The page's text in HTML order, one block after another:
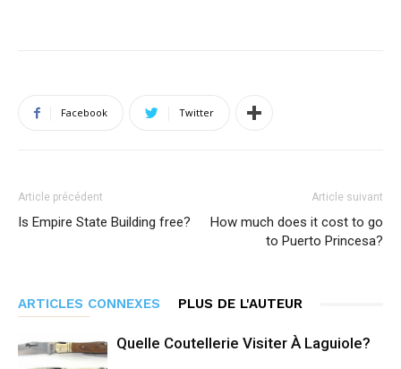
Facebook Twitter
Article précédent
Is Empire State Building free?
Article suivant
How much does it cost to go
to Puerto Princesa?
ARTICLES CONNEXES PLUS DE L'AUTEUR
Quelle Coutellerie Visiter À Laguiole?